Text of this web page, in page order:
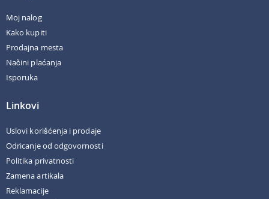
Moj nalog
Kako kupiti
Prodajna mesta
Načini plaćanja
Isporuka
Linkovi
Uslovi korišćenja i prodaje
Odricanje od odgovornosti
Politika privatnosti
Zamena artikala
Reklamacije